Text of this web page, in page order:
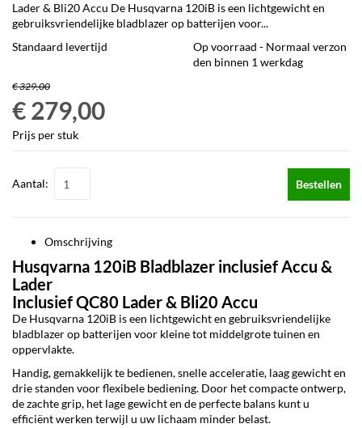
Lader & Bli20 Accu De Husqvarna 120iB is een lichtgewicht en
gebruiksvriendelijke bladblazer op batterijen voor...
Standaard levertijd
Op voorraad - Normaal verzon
den binnen 1 werkdag
€ 329,00
€ 279,00
Prijs per stuk
Aantal: Bestellen
Omschrijving
Husqvarna 120iB Bladblazer inclusief Accu &
Lader
Inclusief QC80 Lader & Bli20 Accu
De Husqvarna 120iB is een lichtgewicht en gebruiksvriendelijke
bladblazer op batterijen voor kleine tot middelgrote tuinen en
oppervlakte.
Handig, gemakkelijk te bedienen, snelle acceleratie, laag gewicht en
drie standen voor flexibele bediening. Door het compacte ontwerp,
de zachte grip, het lage gewicht en de perfecte balans kunt u
efficiënt werken terwijl u uw lichaam minder belast.